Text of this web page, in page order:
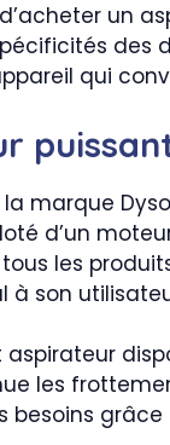
un
des
qui
la marque
d’un
les
à son
aspirateur
les
besoins